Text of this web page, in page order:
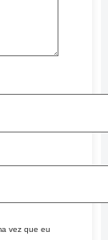
vez que eu